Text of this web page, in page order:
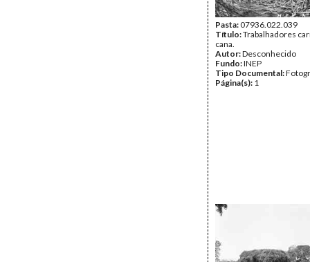
Pasta:07936.022.039
Título:Trabalhadores
cana.
Autor:Desconhecido
Fundo:INEP
Tipo Documental:
Página(s): 1